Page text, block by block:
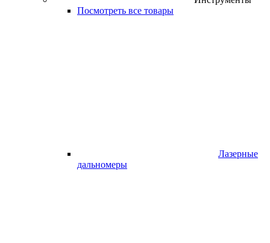
Посмотреть все товары
Лазерные
дальномеры